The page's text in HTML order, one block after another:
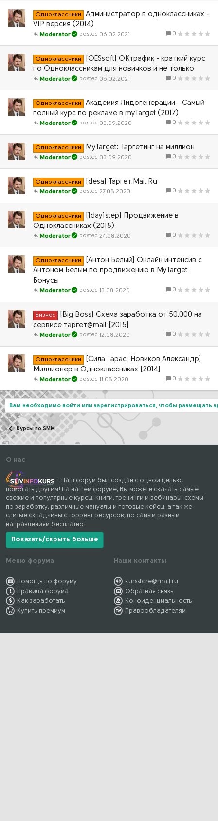
Одноклассники
Администратор в одноклассниках -
VIP версия (2014)
0
06.02.2021
Moderator
Одноклассники
[OESsoft] ОКтрафик - краткий курс
по Одноклассникам для новичков и не только
0
06.02.2021
Moderator
Одноклассники
Академия Лидогенерации - Самый
полный курс по рекламе в myTarget (2017)
0
03.09.2020
Moderator
Одноклассники MyTarget: Таргетинг на миллион
0
03.09.2020
Moderator
Одноклассники [desa] Таргет.Mail.Ru
0
27.08.2020
Moderator
Одноклассники
[1day1step] Продвижение в
Одноклассниках (2015)
0
24.08.2020
Moderator
Одноклассники
[Антон Белый] Онлайн интенсив с
Антоном Белым по продвижению в MyTarget
Бонусы
0
13.08.2020
Moderator
Бизнес
[Big Boss] Схема заработка от 50.000 на
сервисе таргет@mail [2015]
0
12.08.2020
Moderator
Одноклассники
[Сила Тарас, Новиков Александр]
Миллионер в Одноклассниках [2014]
0
11.08.2020
Moderator
Вам необходимо войти или зарегистрироваться, чтобы размещать
Курсы по SMM
О нас
- Наш форум был создан с одной целью,
помогать другим! На нашем форуме, Вы можете скачать самые
свежие и популярные курсы, книги, тренинги и вебинары, схемы
по заработку, различные мануалы и готовые кейсы, а так же
слитые складчины с торрент ресурсов, по самым разным
направлениям бесплатно!
Показать/скрыть больше
Меню форума
Помощь по форуму
Правила форума
Как заработать
Купить премиум
Наши контакты
kursstore@mail.ru
Обратная связь
Конфиденциальность
Правообладателям